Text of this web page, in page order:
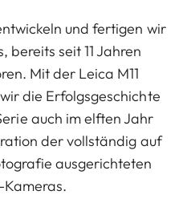
und fertigen wir
bereits seit 11 Jahren
Mit der Leica M11
die Erfolgsgeschichte
auch im elften Jahr
der vollständig auf
ausgerichteten